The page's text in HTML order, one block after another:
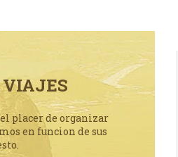
VIAJES
placer de organizar
en funcion de sus